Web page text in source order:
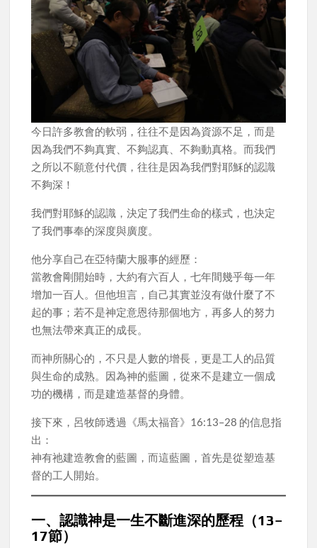
今日許多教會的軟弱，往往不是因為資源不足，而是
因為我們不夠真實、不夠認真、不夠動真格。而我們
之所以不願意付代價，往往是因為我們對耶穌的認識
不夠深！
我們對耶穌的認識，決定了我們生命的樣式，也決定
了我們事奉的深度與廣度。
他分享自己在亞特蘭大服事的經歷：
當教會剛開始時，大約有六百人，七年間幾乎每一年
增加一百人。但他坦言，自己其實並沒有做什麼了不
起的事；若不是神定意恩待那個地方，再多人的努力
也無法帶來真正的成長。
而神所關心的，不只是人數的增長，更是工人的品質
與生命的成熟。因為神的藍圖，從來不是建立一個成
功的機構，而是建造基督的身體。
接下來，呂牧師透過《馬太福音》16:13–28 的信息指
出：
神有祂建造教會的藍圖，而這藍圖，首先是從塑造基
督的工人開始。
一、認識神是一生不斷進深的歷程（13–
17節）